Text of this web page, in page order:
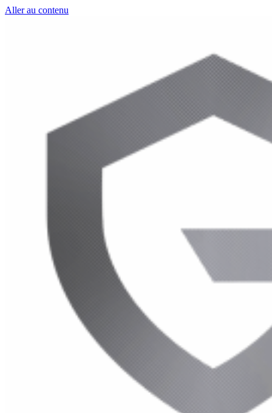
Aller au contenu